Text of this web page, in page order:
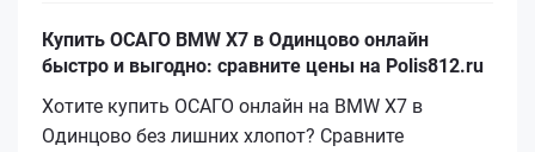
Купить ОСАГО BMW X7 в Одинцово онлайн
быстро и выгодно: сравните цены на Polis812.ru
Хотите купить ОСАГО онлайн на BMW X7 в
Одинцово без лишних хлопот? Сравните